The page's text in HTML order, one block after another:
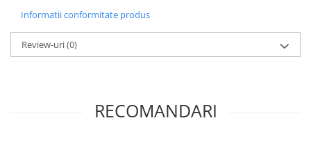
Informatii conformitate produs
Review-uri(0)
RECOMANDARI